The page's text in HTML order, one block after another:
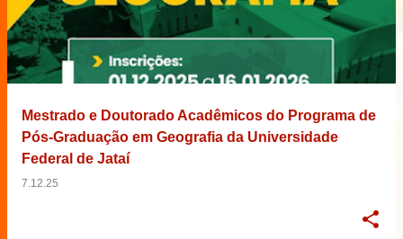
Mestrado e Doutorado Acadêmicos do Programa de
Pós-Graduação em Geografia da Universidade
Federal de Jataí
7.12.25